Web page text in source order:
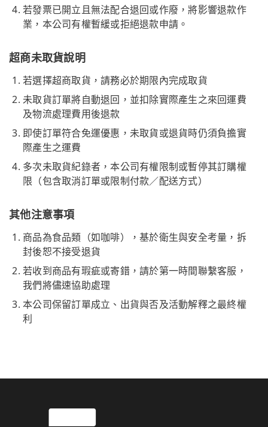
若發票已開立且無法配合退回或作廢，將影響退款作
業，本公司有權暫緩或拒絕退款申請。
超商未取貨說明
若選擇超商取貨，請務必於期限內完成取貨
未取貨訂單將自動退回，並扣除實際產生之來回運費
及物流處理費用後退款
即使訂單符合免運優惠，未取貨或退貨時仍須負擔實
際產生之運費
多次未取貨紀錄者，本公司有權限制或暫停其訂購權
限（包含取消訂單或限制付款／配送方式）
其他注意事項
商品為食品類（如咖啡），基於衛生與安全考量，拆
封後恕不接受退貨
若收到商品有瑕疵或寄錯，請於第一時間聯繫客服，
我們將儘速協助處理
本公司保留訂單成立、出貨與否及活動解釋之最終權
利